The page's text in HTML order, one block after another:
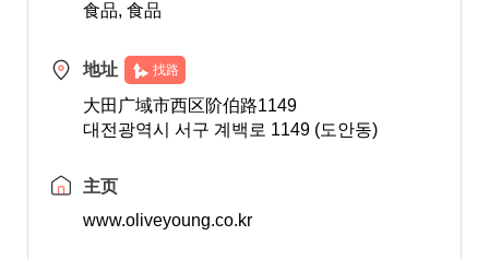
食品, 食品
地址 找路
大田广域市西区阶伯路1149
대전광역시 서구 계백로 1149 (도안동)
主页
www.oliveyoung.co.kr